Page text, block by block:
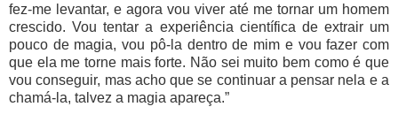
fez-me levantar, e agora vou viver até me tornar um homem
crescido. Vou tentar a experiência científica de extrair um
pouco de magia, vou pô-la dentro de mim e vou fazer com
que ela me torne mais forte. Não sei muito bem como é que
vou conseguir, mas acho que se continuar a pensar nela e a
chamá-la, talvez a magia apareça.”